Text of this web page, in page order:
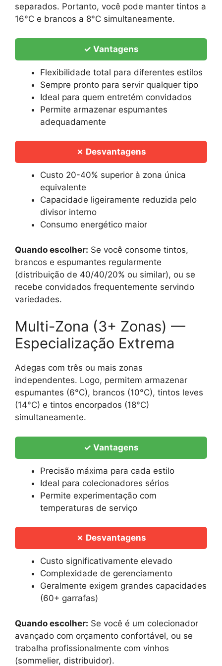
separados. Portanto, você pode manter tintos a
16°C e brancos a 8°C simultaneamente.
✓ Vantagens
Flexibilidade total para diferentes estilos
Sempre pronto para servir qualquer tipo
Ideal para quem entretém convidados
Permite armazenar espumantes
adequadamente
✗ Desvantagens
Custo 20-40% superior à zona única
equivalente
Capacidade ligeiramente reduzida pelo
divisor interno
Consumo energético maior
Quando escolher: Se você consome tintos,
brancos e espumantes regularmente
(distribuição de 40/40/20% ou similar), ou se
recebe convidados frequentemente servindo
variedades.
Multi-Zona (3+ Zonas) —
Especialização Extrema
Adegas com três ou mais zonas
independentes. Logo, permitem armazenar
espumantes (6°C), brancos (10°C), tintos leves
(14°C) e tintos encorpados (18°C)
simultaneamente.
✓ Vantagens
Precisão máxima para cada estilo
Ideal para colecionadores sérios
Permite experimentação com
temperaturas de serviço
✗ Desvantagens
Custo significativamente elevado
Complexidade de gerenciamento
Geralmente exigem grandes capacidades
(60+ garrafas)
Quando escolher: Se você é um colecionador
avançado com orçamento confortável, ou se
trabalha profissionalmente com vinhos
(sommelier, distribuidor).